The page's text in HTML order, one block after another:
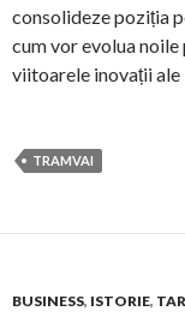
consolideze poziția
cum vor evolua
viitoarele inovații ale
TRAMVAI
BUSINESS, ISTORIE,